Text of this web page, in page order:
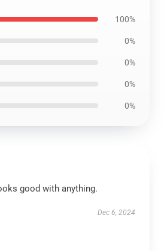
100%
0%
0%
0%
0%
good with anything.
Dec 6, 2024